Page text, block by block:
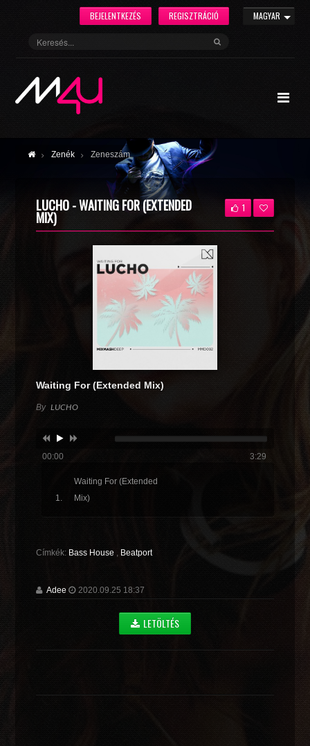
MAGYAR
REGISZTRÁCIÓ
BEJELENTKEZÉS
Zenék Zeneszám
LUCHO - WAITING FOR (EXTENDED
MIX)
1
Waiting For (Extended Mix)
By LUCHO
00:00 3:29
Waiting For (Extended
Mix)
Címkék: Bass House , Beatport
Adee 2020.09.25 18:37
LETÖLTÉS